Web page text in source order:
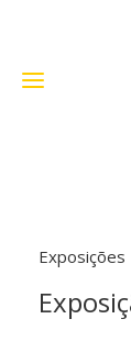
Exposições